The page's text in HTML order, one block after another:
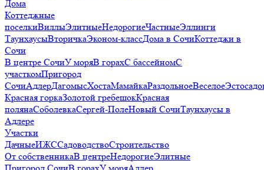
Дома
Коттеджные
поселкиВиллыЭлитныеНедорогиеЧастныеЭллинги
ТаунхаусыВторичкаЭконом-классДома в СочиКоттеджи в
Сочи
В центре СочиУ моряВ горахС бассейномС
участкомПригород
СочиАдлерДагомысХостаМамайкаРаздольноеВеселое
Красная горкаЗолотой гребешокКрасная
полянаСоболевкаСергей-ПолеНовый СочиТаунхаусы в
Адлере
Участки
ДачныеИЖССадоводствоСтроительство
От собственникаВ центреНедорогиеЭлитные